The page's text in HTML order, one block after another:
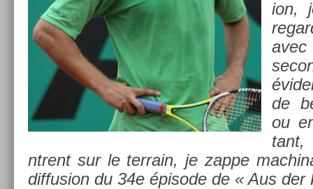
ion,
de
ou
tant,
ntrent sur le ter­rain, je zappe
dif­fus­ion du 34e épisode de « Aus der